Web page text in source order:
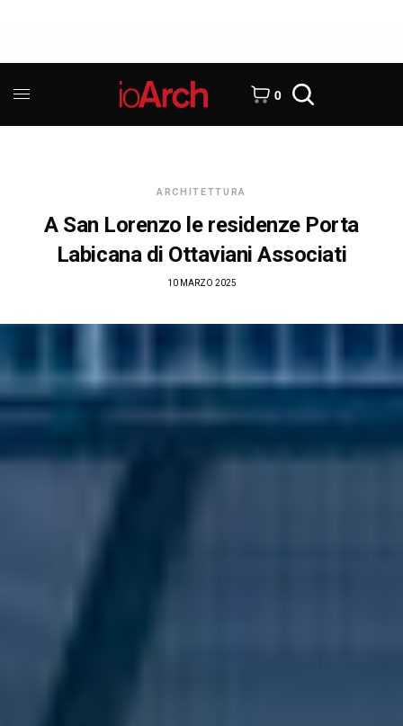
0
ARCHITETTURA
A San Lorenzo le residenze Porta
Labicana di Ottaviani Associati
10 MARZO 2025